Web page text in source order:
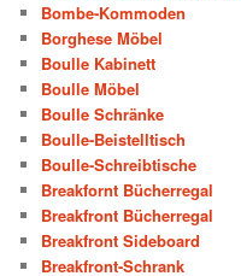
Bombe-Kommoden
Borghese Möbel
Boulle Kabinett
Boulle Möbel
Boulle Schränke
Boulle-Beistelltisch
Boulle-Schreibtische
Breakfornt Bücherregal
Breakfront Bücherregal
Breakfront Sideboard
Breakfront-Schrank